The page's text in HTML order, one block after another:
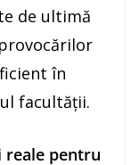
de ultimă
în
facultății.
reale pentru